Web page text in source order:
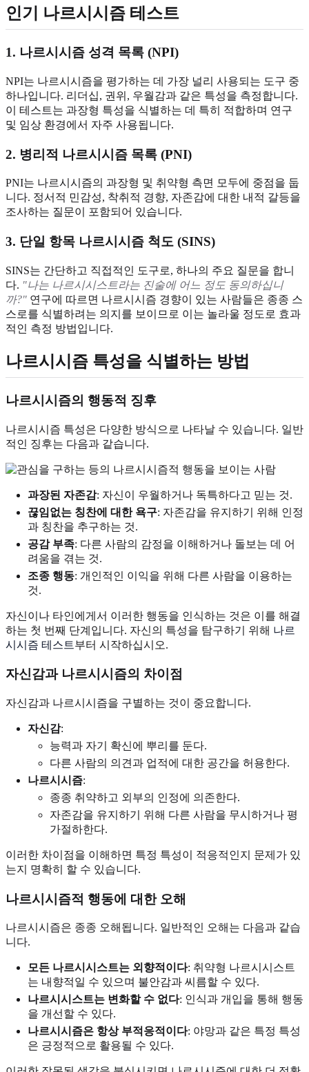
인기 나르시시즘 테스트
1. 나르시시즘 성격 목록 (NPI)
NPI는 나르시시즘을 평가하는 데 가장 널리 사용되는 도구 중
하나입니다. 리더십, 권위, 우월감과 같은 특성을 측정합니다.
이 테스트는 과장형 특성을 식별하는 데 특히 적합하며 연구
및 임상 환경에서 자주 사용됩니다.
2. 병리적 나르시시즘 목록 (PNI)
PNI는 나르시시즘의 과장형 및 취약형 측면 모두에 중점을 둡
니다. 정서적 민감성, 착취적 경향, 자존감에 대한 내적 갈등을
조사하는 질문이 포함되어 있습니다.
3. 단일 항목 나르시시즘 척도 (SINS)
SINS는 간단하고 직접적인 도구로, 하나의 주요 질문을 합니
다. "나는 나르시시스트라는 진술에 어느 정도 동의하십니
까?" 연구에 따르면 나르시시즘 경향이 있는 사람들은 종종 스
스로를 식별하려는 의지를 보이므로 이는 놀라울 정도로 효과
적인 측정 방법입니다.
나르시시즘 특성을 식별하는 방법
나르시시즘의 행동적 징후
나르시시즘 특성은 다양한 방식으로 나타날 수 있습니다. 일반
적인 징후는 다음과 같습니다.
과장된 자존감: 자신이 우월하거나 독특하다고 믿는 것.
끊임없는 칭찬에 대한 욕구: 자존감을 유지하기 위해 인정
과 칭찬을 추구하는 것.
공감 부족: 다른 사람의 감정을 이해하거나 돌보는 데 어
려움을 겪는 것.
조종 행동: 개인적인 이익을 위해 다른 사람을 이용하는
것.
자신이나 타인에게서 이러한 행동을 인식하는 것은 이를 해결
하는 첫 번째 단계입니다. 자신의 특성을 탐구하기 위해 나르
시시즘 테스트부터 시작하십시오.
자신감과 나르시시즘의 차이점
자신감과 나르시시즘을 구별하는 것이 중요합니다.
자신감:
능력과 자기 확신에 뿌리를 둔다.
다른 사람의 의견과 업적에 대한 공간을 허용한다.
나르시시즘:
종종 취약하고 외부의 인정에 의존한다.
자존감을 유지하기 위해 다른 사람을 무시하거나 평
가절하한다.
이러한 차이점을 이해하면 특정 특성이 적응적인지 문제가 있
는지 명확히 할 수 있습니다.
나르시시즘적 행동에 대한 오해
나르시시즘은 종종 오해됩니다. 일반적인 오해는 다음과 같습
니다.
모든 나르시시스트는 외향적이다: 취약형 나르시시스트
는 내향적일 수 있으며 불안감과 씨름할 수 있다.
나르시시스트는 변화할 수 없다: 인식과 개입을 통해 행동
을 개선할 수 있다.
나르시시즘은 항상 부적응적이다: 야망과 같은 특정 특성
은 긍정적으로 활용될 수 있다.